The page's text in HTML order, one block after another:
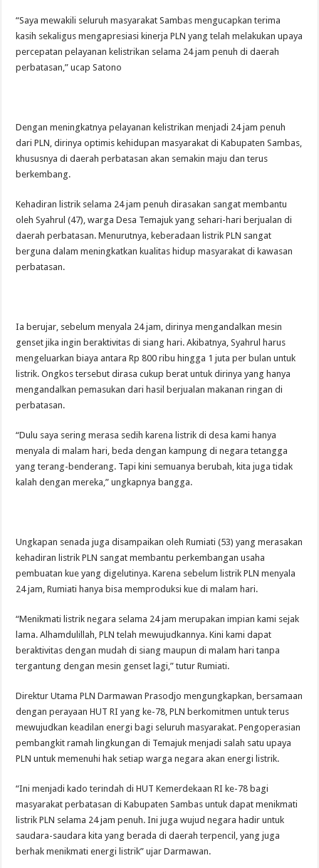
“Saya mewakili seluruh masyarakat Sambas mengucapkan terima
kasih sekaligus mengapresiasi kinerja PLN yang telah melakukan upaya
percepatan pelayanan kelistrikan selama 24 jam penuh di daerah
perbatasan,” ucap Satono
Dengan meningkatnya pelayanan kelistrikan menjadi 24 jam penuh
dari PLN, dirinya optimis kehidupan masyarakat di Kabupaten Sambas,
khususnya di daerah perbatasan akan semakin maju dan terus
berkembang.
Kehadiran listrik selama 24 jam penuh dirasakan sangat membantu
oleh Syahrul (47), warga Desa Temajuk yang sehari-hari berjualan di
daerah perbatasan. Menurutnya, keberadaan listrik PLN sangat
berguna dalam meningkatkan kualitas hidup masyarakat di kawasan
perbatasan.
Ia berujar, sebelum menyala 24 jam, dirinya mengandalkan mesin
genset jika ingin beraktivitas di siang hari. Akibatnya, Syahrul harus
mengeluarkan biaya antara Rp 800 ribu hingga 1 juta per bulan untuk
listrik. Ongkos tersebut dirasa cukup berat untuk dirinya yang hanya
mengandalkan pemasukan dari hasil berjualan makanan ringan di
perbatasan.
“Dulu saya sering merasa sedih karena listrik di desa kami hanya
menyala di malam hari, beda dengan kampung di negara tetangga
yang terang-benderang. Tapi kini semuanya berubah, kita juga tidak
kalah dengan mereka,” ungkapnya bangga.
Ungkapan senada juga disampaikan oleh Rumiati (53) yang merasakan
kehadiran listrik PLN sangat membantu perkembangan usaha
pembuatan kue yang digelutinya. Karena sebelum listrik PLN menyala
24 jam, Rumiati hanya bisa memproduksi kue di malam hari.
“Menikmati listrik negara selama 24 jam merupakan impian kami sejak
lama. Alhamdulillah, PLN telah mewujudkannya. Kini kami dapat
beraktivitas dengan mudah di siang maupun di malam hari tanpa
tergantung dengan mesin genset lagi,” tutur Rumiati.
Direktur Utama PLN Darmawan Prasodjo mengungkapkan, bersamaan
dengan perayaan HUT RI yang ke-78, PLN berkomitmen untuk terus
mewujudkan keadilan energi bagi seluruh masyarakat. Pengoperasian
pembangkit ramah lingkungan di Temajuk menjadi salah satu upaya
PLN untuk memenuhi hak setiap warga negara akan energi listrik.
“Ini menjadi kado terindah di HUT Kemerdekaan RI ke-78 bagi
masyarakat perbatasan di Kabupaten Sambas untuk dapat menikmati
listrik PLN selama 24 jam penuh. Ini juga wujud negara hadir untuk
saudara-saudara kita yang berada di daerah terpencil, yang juga
berhak menikmati energi listrik” ujar Darmawan.